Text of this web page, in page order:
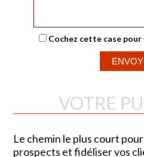
Cochez cette case
VOTRE
Le chemin le plus court
prospects et fidéliser vos